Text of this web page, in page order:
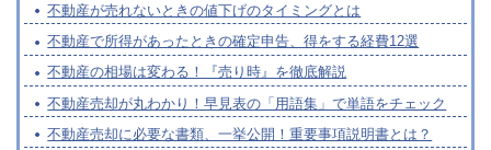
不動産が売れないときの値下げのタイミングとは
不動産で所得があったときの確定申告、得をする経費12選
不動産の相場は変わる！『売り時』を徹底解説
不動産売却が丸わかり！早見表の「用語集」で単語をチェック
不動産売却に必要な書類、一挙公開！重要事項説明書とは？